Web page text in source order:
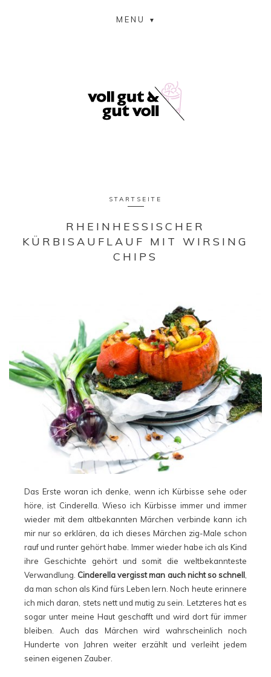
MENU
STARTSEITE
RHEINHESSISCHER
KÜRBISAUFLAUF MIT WIRSING
CHIPS
Das Erste woran ich denke, wenn ich Kürbisse sehe oder
höre, ist Cinderella. Wieso ich Kürbisse immer und immer
wieder mit dem altbekannten Märchen verbinde kann ich
mir nur so erklären, da ich dieses Märchen zig-Male schon
rauf und runter gehört habe. Immer wieder habe ich als Kind
ihre Geschichte gehört und somit die weltbekannteste
Verwandlung. Cinderella vergisst man auch nicht so schnell
da man schon als Kind fürs Leben lern. Noch heute erinnere
ich mich daran, stets nett und mutig zu sein. Letzteres hat es
sogar unter meine Haut geschafft und wird dort für immer
bleiben. Auch das Märchen wird wahrscheinlich noch
Hunderte von Jahren weiter erzählt und verleiht jedem
seinen eigenen Zauber.